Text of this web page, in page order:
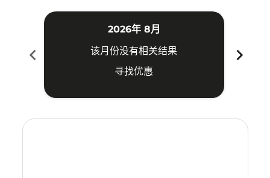
chevron_left
2026年 8月
该月份没有相关结果
寻找优惠
chevron_right